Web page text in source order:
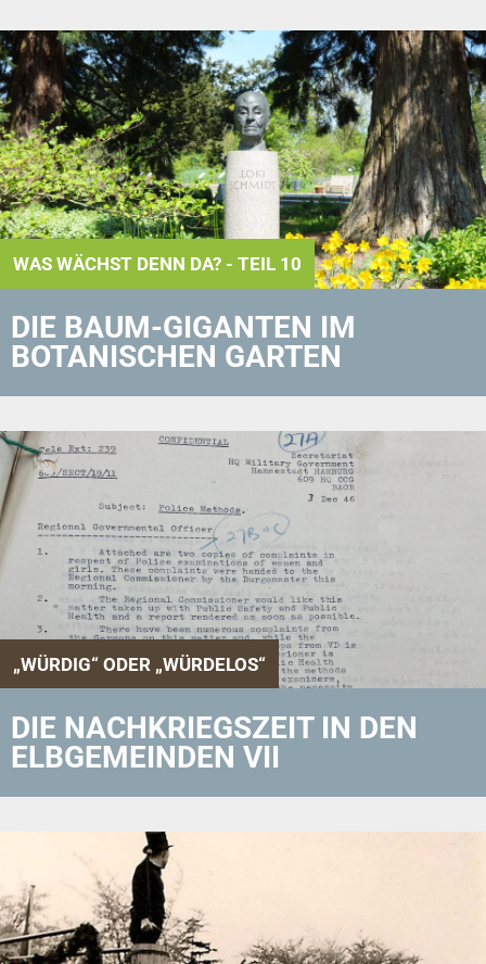
WAS WÄCHST DENN DA? - TEIL 10
DIE BAUM-GIGANTEN IM
BOTANISCHEN GARTEN
„WÜRDIG“ ODER „WÜRDELOS“
DIE NACHKRIEGSZEIT IN DEN
ELBGEMEINDEN VII